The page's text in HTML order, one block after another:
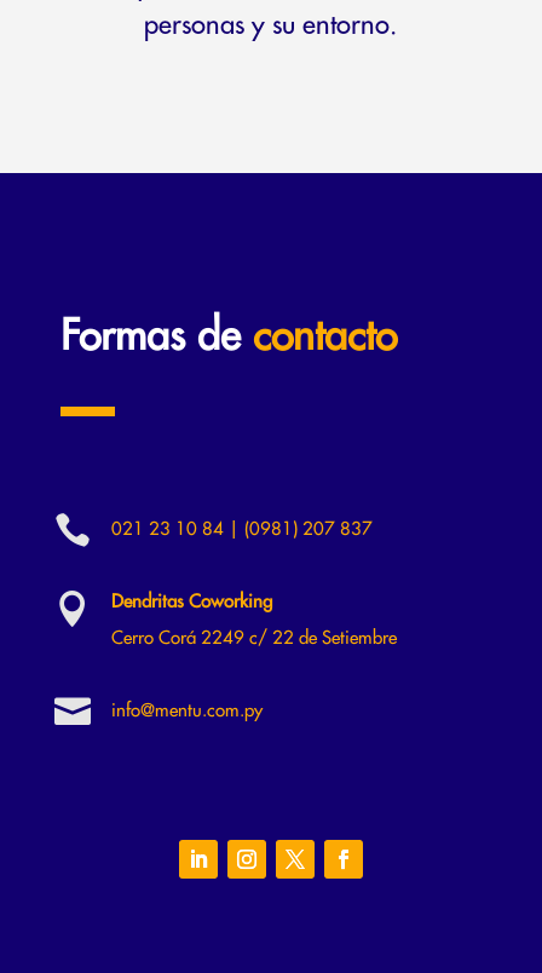
personas y su entorno.
Formas de contacto
 021 23 10 84 | (0981) 207 837

Dendritas Coworking
Cerro Corá 2249 c/ 22 de Setiembre
 info@mentu.com.py